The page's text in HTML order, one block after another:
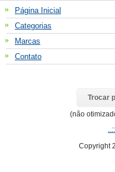
Página Inicial
Categorias
Marcas
Contato
Trocar
(não
Copyright